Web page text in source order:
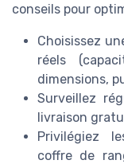
conseils pour
Choisissez
réels
dimensions,
Surveillez
livraison
Privilégiez
coffre de